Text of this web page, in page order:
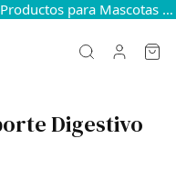
20 % de DESCUENTO en Todos los Productos para Mascotas — Mantén a Tus Mascotas Felices y Sanas
Digestivo